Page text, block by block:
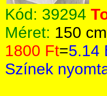
Kód: 39294
Méret: 150
1800 Ft=5.14
Színek